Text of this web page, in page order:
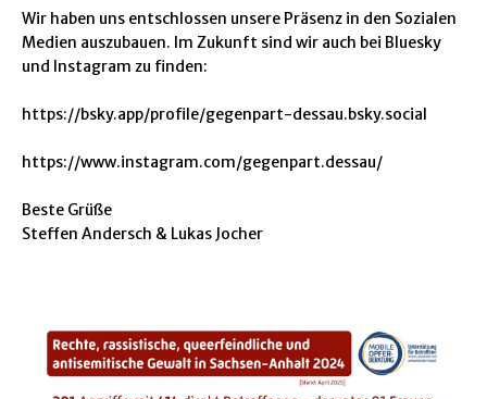
Wir haben uns entschlossen unsere Präsenz in den Sozialen
Medien auszubauen. Im Zukunft sind wir auch bei Bluesky
und Instagram zu finden:
https://bsky.app/profile/gegenpart-dessau.bsky.social
https://www.instagram.com/gegenpart.dessau/
Beste Grüße
Steffen Andersch & Lukas Jocher